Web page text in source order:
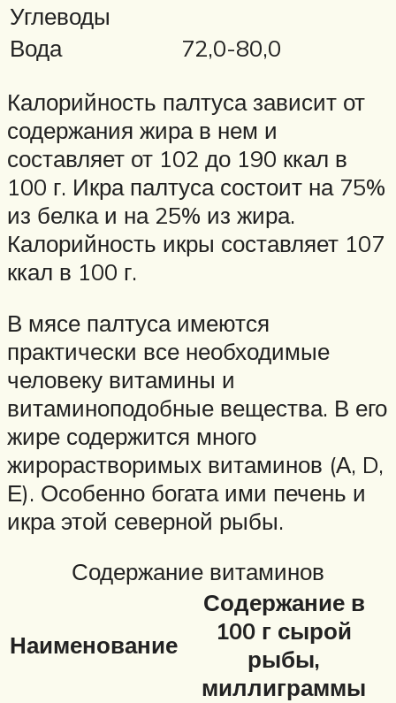
Углеводы
Вода
72,0-80,0
Калорийность палтуса зависит от
содержания жира в нем и
составляет от 102 до 190 ккал в
100 г. Икра палтуса состоит на 75%
из белка и на 25% из жира.
Калорийность икры составляет 107
ккал в 100 г.
В мясе палтуса имеются
практически все необходимые
человеку витамины и
витаминоподобные вещества. В его
жире содержится много
жирорастворимых витаминов (А, D,
Е). Особенно богата ими печень и
икра этой северной рыбы.
Содержание витаминов
Наименование
Содержание в
100 г сырой
рыбы,
миллиграммы